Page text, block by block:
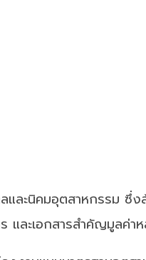
ละนิคมอุตสาหกรรม ซึ่
ละเอกสารสำคัญมูลค่า